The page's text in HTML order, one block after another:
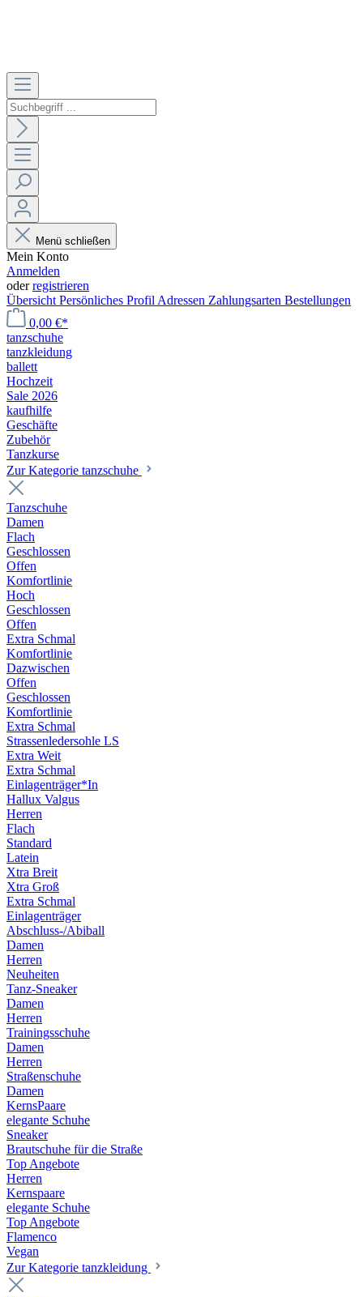
Menü schließen
Mein Konto
Anmelden
oderregistrieren
Übersicht Persönliches Profil Adressen Zahlungsarten Bestellungen
0,00 €*
tanzschuhe
tanzkleidung
ballett
Hochzeit
Sale 2026
kaufhilfe
Geschäfte
Zubehör
Tanzkurse
Zur Kategorie tanzschuhe
Tanzschuhe
Damen
Flach
Geschlossen
Offen
Komfortlinie
Hoch
Geschlossen
Offen
Extra Schmal
Komfortlinie
Dazwischen
Offen
Geschlossen
Komfortlinie
Extra Schmal
Strassenledersohle LS
Extra Weit
Extra Schmal
Einlagenträger*In
Hallux Valgus
Herren
Flach
Standard
Latein
Xtra Breit
Xtra Groß
Extra Schmal
Einlagenträger
Abschluss-/Abiball
Damen
Herren
Neuheiten
Tanz-Sneaker
Damen
Herren
Trainingsschuhe
Damen
Herren
Straßenschuhe
Damen
KernsPaare
elegante Schuhe
Sneaker
Brautschuhe für die Straße
Top Angebote
Herren
Kernspaare
elegante Schuhe
Top Angebote
Flamenco
Vegan
Zur Kategorie tanzkleidung